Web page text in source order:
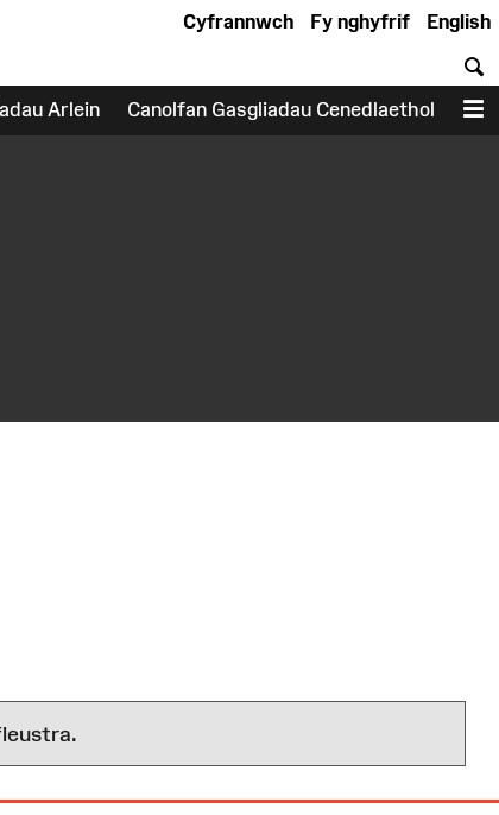
English
Fy nghyfrif
Cyfrannwch
Arlein Canolfan Gasgliadau Cenedlaethol